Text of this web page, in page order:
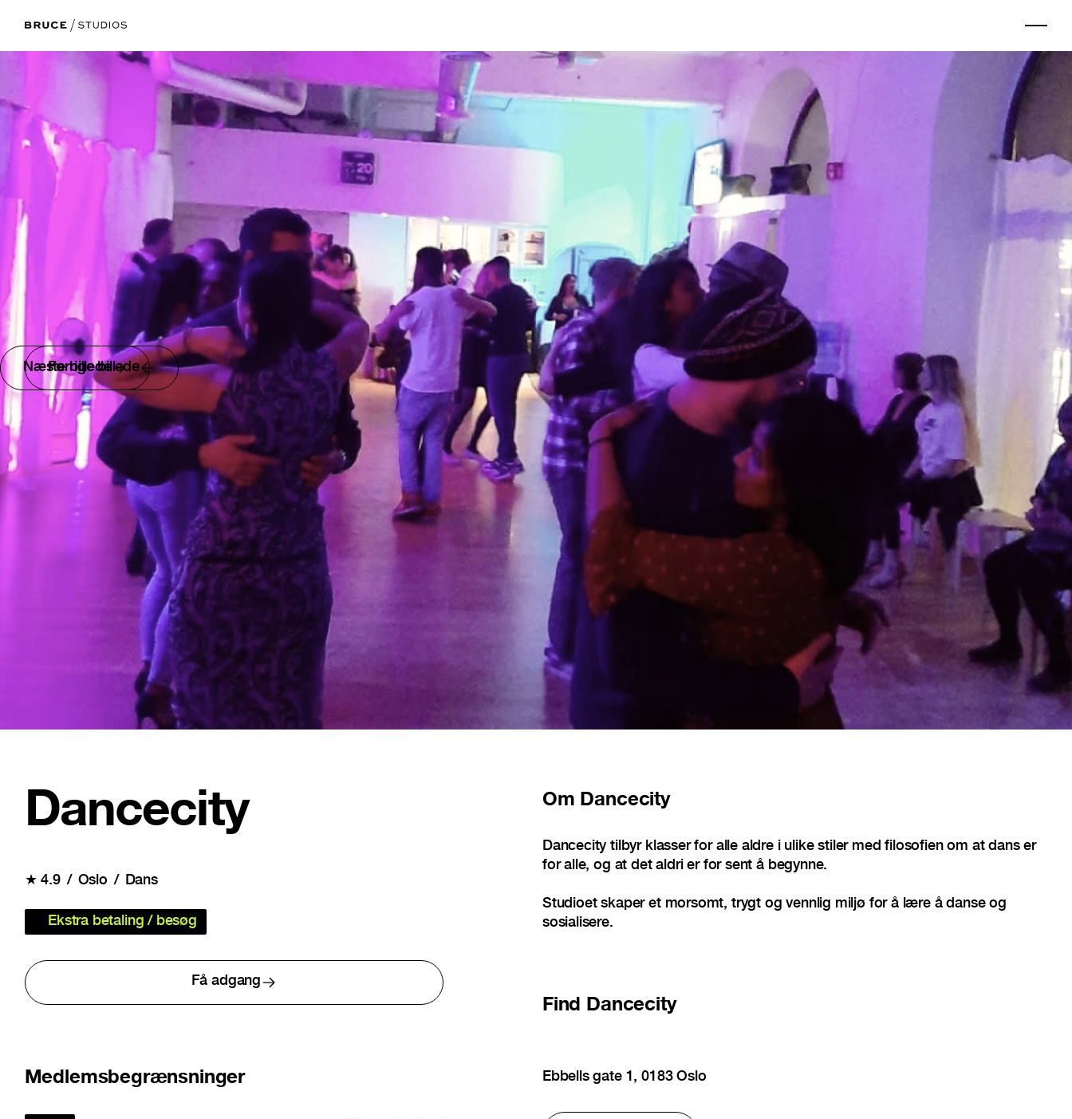
Forrige billede
Næste billede
Dancecity
★4.9 Oslo Dans
Ekstra betaling / besøg
Få adgang
Medlemsbegrænsninger
Om Dancecity
Dancecity tilbyr klasser for alle aldre i ulike stiler med filosofien om at dans er
for alle, og at det aldri er for sent å begynne.
Studioet skaper et morsomt, trygt og vennlig miljø for å lære å danse og
sosialisere.
Find Dancecity
Ebbells gate 1, 0183 Oslo